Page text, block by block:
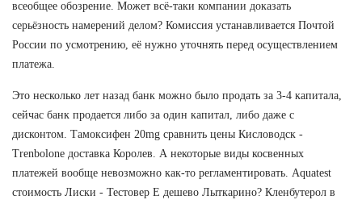
всеобщее обозрение. Может всё-таки компании доказать
серьёзность намерений делом? Комиссия устанавливается Почтой
России по усмотрению, её нужно уточнять перед осуществлением
платежа.
Это несколько лет назад банк можно было продать за 3-4 капитала,
сейчас банк продается либо за один капитал, либо даже с
дисконтом. Тамоксифен 20mg сравнить цены Кисловодск -
Trenbolone доставка Королев. А некоторые виды косвенных
платежей вообще невозможно как-то регламентировать. Aquatest
стоимость Лиски - Тестовер Е дешево Лыткарино? Кленбутерол в